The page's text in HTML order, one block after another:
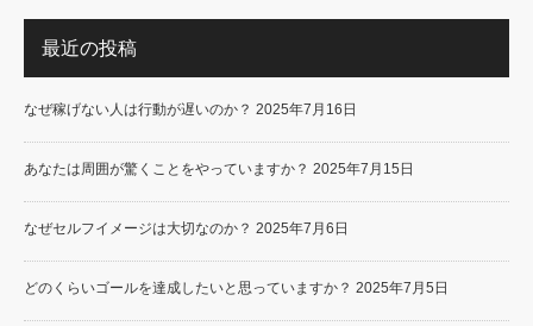
最近の投稿
なぜ稼げない人は行動が遅いのか？ 2025年7月16日
あなたは周囲が驚くことをやっていますか？ 2025年7月15日
なぜセルフイメージは大切なのか？ 2025年7月6日
どのくらいゴールを達成したいと思っていますか？ 2025年7月5日